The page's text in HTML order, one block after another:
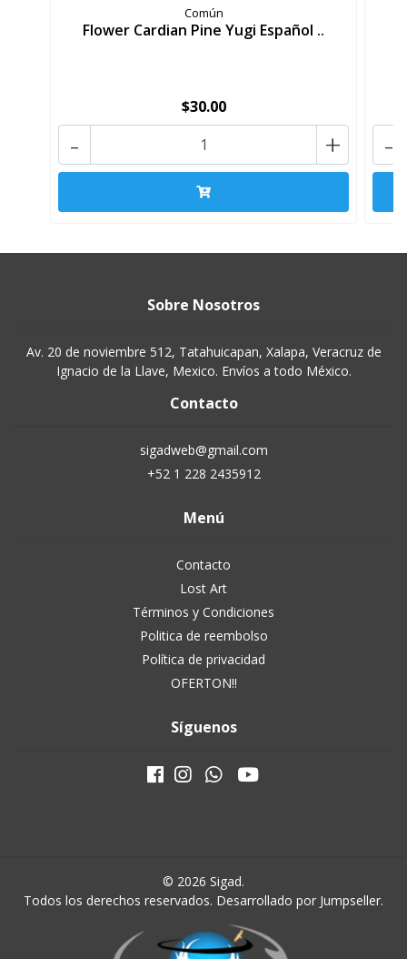
Común
Flower Cardian Pine Yugi Español ..
$30.00
+
- -
Sobre Nosotros
Av. 20 de noviembre 512, Tatahuicapan, Xalapa, Veracruz de
Ignacio de la Llave, Mexico. Envíos a todo México.
Contacto
sigadweb@gmail.com
+52 1 228 2435912
Menú
Contacto
Lost Art
Términos y Condiciones
Politica de reembolso
Política de privacidad
OFERTON!!
Síguenos
© 2026 Sigad.
Todos los derechos reservados. Desarrollado por Jumpseller.